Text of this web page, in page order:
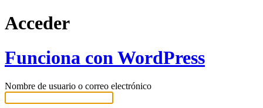
Acceder
Funciona con WordPress
Nombre de usuario o correo electrónico